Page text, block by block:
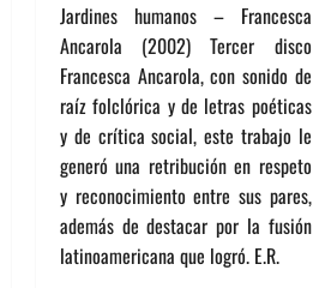
Jardines humanos – Francesca
Ancarola (2002) Tercer disco
Francesca Ancarola, con sonido de
raíz folclórica y de letras poéticas
y de crítica social, este trabajo le
generó una retribución en respeto
y reconocimiento entre sus pares,
además de destacar por la fusión
latinoamericana que logró. E.R.